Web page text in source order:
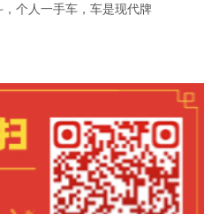
个人一手车，车是现代牌